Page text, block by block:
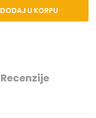
DODAJ U KORPU
Recenzije